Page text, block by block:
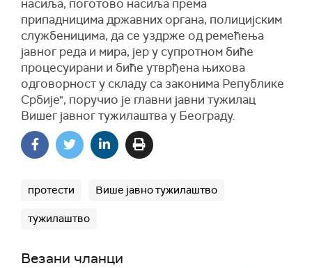
насиља, поготово насиља према
припадницима државних органа, полицијским
службеницима, да се уздрже од ремећења
јавног реда и мира, јер у супротном биће
процесуирани и биће утврђена њихова
одговорност у складу са законима Републике
Србије", поручио је главни јавни тужилац
Вишег јавног тужилаштва у Београду.
протести Више јавно тужилаштво
тужилаштво
Везани чланци